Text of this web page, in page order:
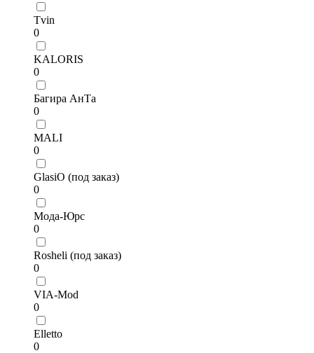
Tvin
0
KALORIS
0
Багира АнТа
0
MALI
0
GlasiO (под заказ)
0
Мода-Юрс
0
Rosheli (под заказ)
0
VIA-Mod
0
Elletto
0